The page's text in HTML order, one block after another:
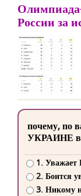
России за
почему, по
УКРАИНЕ в
1. Уважает
2. Боится
3. Никому